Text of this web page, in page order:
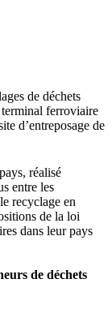
de déchets
ferroviaire
d’entreposage de
réalisé
entre les
recyclage en
de la loi
dans leur pays
de déchets